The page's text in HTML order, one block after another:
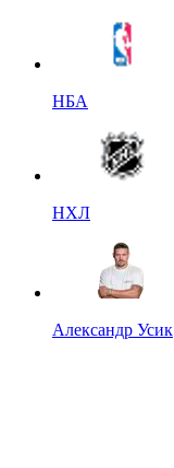
НБА
НХЛ
Александр Усик